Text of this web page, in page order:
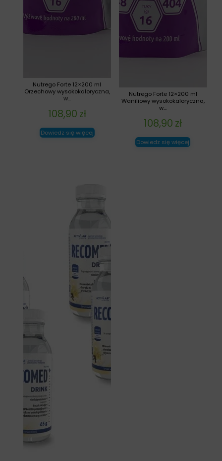
Nutrego Forte 12×200 ml
Waniliowy wysokokaloryczna,
w...
108,90 zł
Dowiedz się więcej
Nutrego Forte 12×200 ml
Orzechowy wysokokaloryczna,
w...
108,90 zł
Dowiedz się więcej